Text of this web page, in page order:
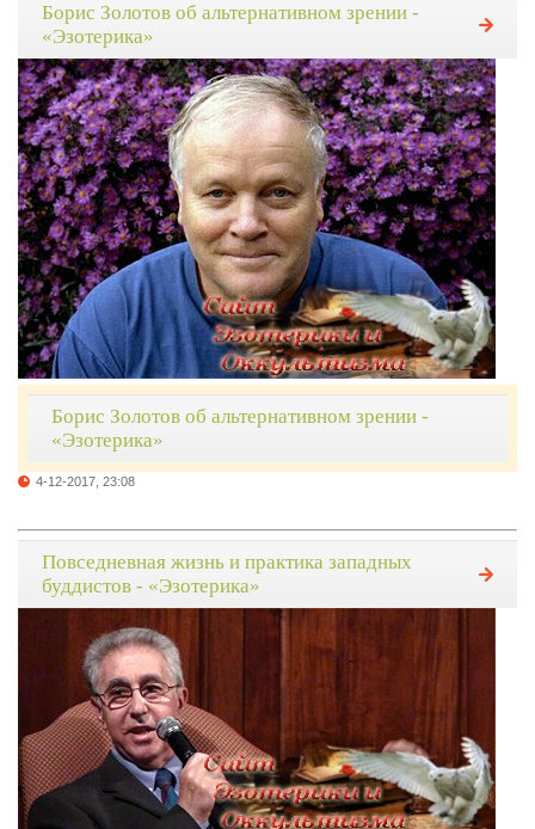
Борис Золотов об альтернативном зрении -
«Эзотерика»
Борис Золотов об альтернативном зрении -
«Эзотерика»
4-12-2017, 23:08
Повседневная жизнь и практика западных
буддистов - «Эзотерика»